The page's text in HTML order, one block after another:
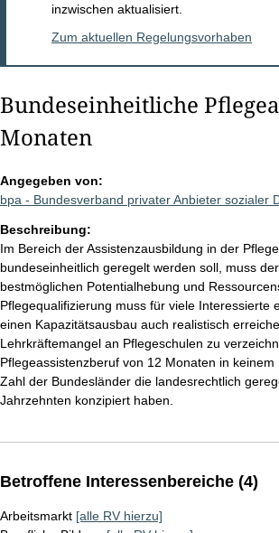
inzwischen aktualisiert.
Zum aktuellen Regelungsvorhaben
Bundeseinheitliche
Monaten
Angegeben von:
bpa - Bundesverband privater Anbieter sozialer
Beschreibung:
Im Bereich der Assistenzausbildung in der
bundeseinheitlich geregelt werden soll, muss
bestmöglichen Potentialhebung und
Pflegequalifizierung muss für viele
einen Kapazitätsausbau auch realistisch
Lehrkräftemangel an Pflegeschulen zu
Pflegeassistenzberuf von 12 Monaten in
Zahl der Bundesländer die landesrechtlich
Jahrzehnten konzipiert haben.
Betroffene Interessenbereiche (4)
Arbeitsmarkt [alle RV hierzu]